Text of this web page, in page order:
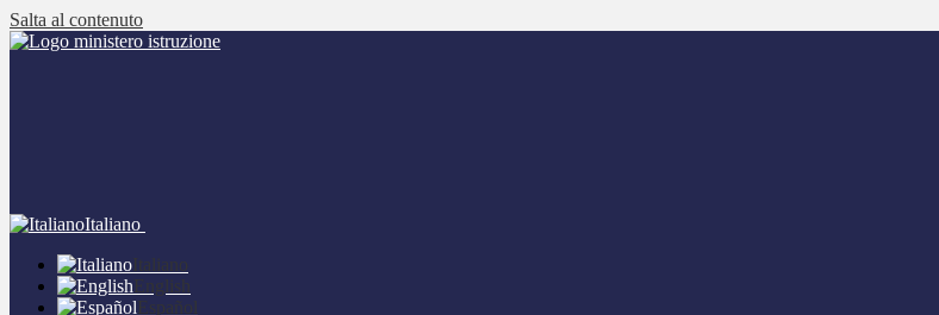
Salta al contenuto
Italiano
Italiano
English
Español